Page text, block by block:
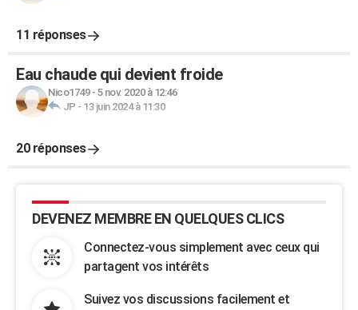
11 réponses
Eau chaude qui devient froide
Nico1749- 5 nov. 2020 à 12:46
JP - 13 juin 2024 à 11:30
20 réponses
DEVENEZ MEMBRE EN QUELQUES CLICS
Connectez-vous simplement avec ceux qui
partagent vos intérêts
Suivez vos discussions facilement et